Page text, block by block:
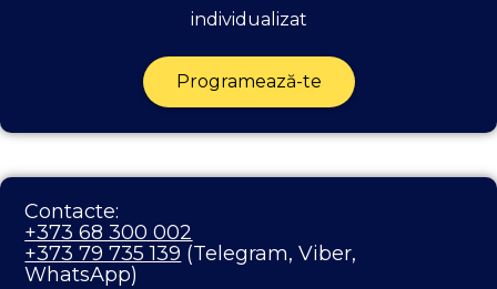
individualizat
Programează-te
Contacte:
+373 68 300 002
+373 79 735 139 (Telegram, Viber,
WhatsApp)